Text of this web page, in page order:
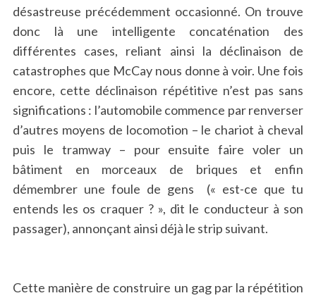
désastreuse précédemment occasionné. On trouve
donc là une intelligente concaténation des
différentes cases, reliant ainsi la déclinaison de
catastrophes que McCay nous donne à voir. Une fois
encore, cette déclinaison répétitive n’est pas sans
significations : l’automobile commence par renverser
d’autres moyens de locomotion – le chariot à cheval
puis le tramway – pour ensuite faire voler un
bâtiment en morceaux de briques et enfin
démembrer une foule de gens (« est-ce que tu
entends les os craquer ? », dit le conducteur à son
passager), annonçant ainsi déjà le strip suivant.
Cette manière de construire un gag par la répétition